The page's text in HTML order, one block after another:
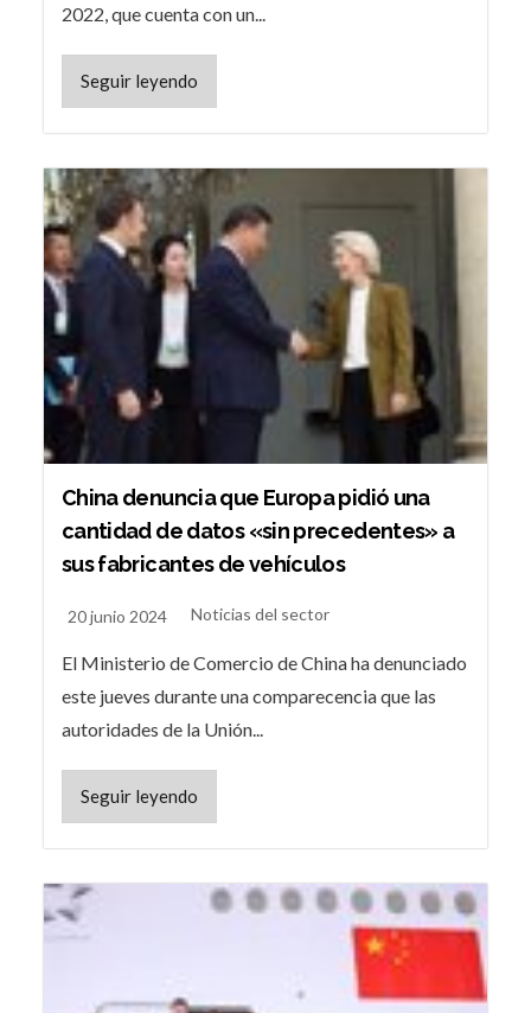
2022, que cuenta con un...
Seguir leyendo
China denuncia que Europa pidió una
cantidad de datos «sin precedentes» a
sus fabricantes de vehículos
20 junio 2024 Noticias del sector
El Ministerio de Comercio de China ha denunciado
este jueves durante una comparecencia que las
autoridades de la Unión...
Seguir leyendo